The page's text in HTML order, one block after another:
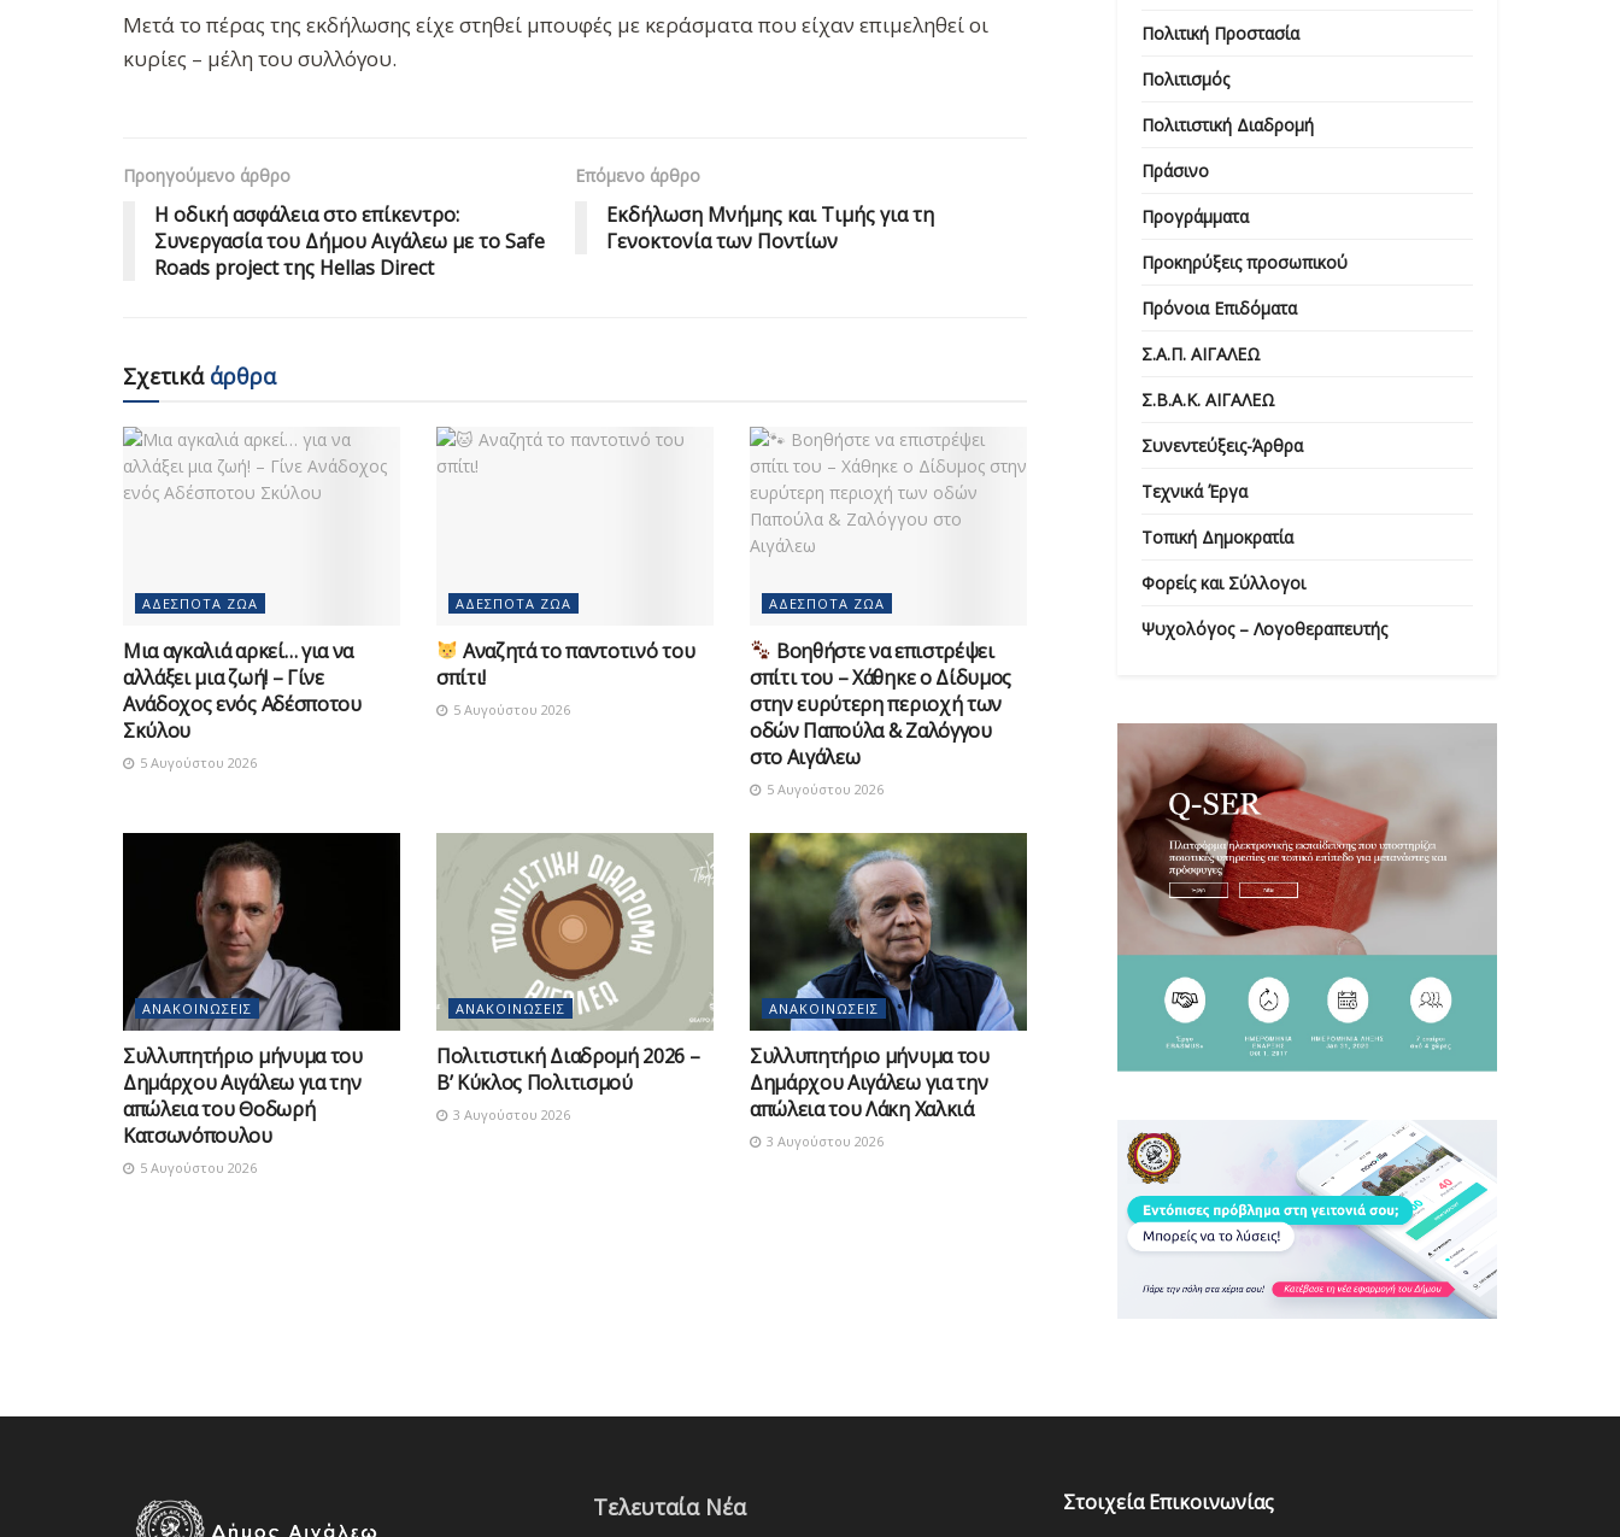
Μετά το πέρας της εκδήλωσης είχε στηθεί μπουφές με κεράσματα που είχαν επιμεληθεί οι
κυρίες – μέλη του συλλόγου.
Προηγούμενο άρθρο
Η οδική ασφάλεια στο επίκεντρο:
Συνεργασία του Δήμου Αιγάλεω με το Safe
Roads project της Hellas Direct
Επόμενο άρθρο
Εκδήλωση Μνήμης και Τιμής για τη
Γενοκτονία των Ποντίων
Σχετικάάρθρα
ΑΔΈΣΠΟΤΑ ΖΏΑ
Μια αγκαλιά αρκεί… για να
αλλάξει μια ζωή! – Γίνε
Ανάδοχος ενός Αδέσποτου
Σκύλου
5 Αυγούστου 2026
ΑΔΈΣΠΟΤΑ ΖΏΑ
Αναζητά το παντοτινό του
σπίτι!
5 Αυγούστου 2026
ΑΔΈΣΠΟΤΑ ΖΏΑ
Βοηθήστε να επιστρέψει
σπίτι του – Χάθηκε ο Δίδυμος
στην ευρύτερη περιοχή των
οδών Παπούλα & Ζαλόγγου
στο Αιγάλεω
5 Αυγούστου 2026
ΑΝΑΚΟΙΝΏΣΕΙΣ
Συλλυπητήριο μήνυμα του
Δημάρχου Αιγάλεω για την
απώλεια του Θοδωρή
Κατσωνόπουλου
5 Αυγούστου 2026
ΑΝΑΚΟΙΝΏΣΕΙΣ
Πολιτιστική Διαδρομή 2026 –
Β’ Κύκλος Πολιτισμού
3 Αυγούστου 2026
ΑΝΑΚΟΙΝΏΣΕΙΣ
Συλλυπητήριο μήνυμα του
Δημάρχου Αιγάλεω για την
απώλεια του Λάκη Χαλκιά
3 Αυγούστου 2026
Πολιτική Προστασία
Πολιτισμός
Πολιτιστική Διαδρομή
Πράσινο
Προγράμματα
Προκηρύξεις προσωπικού
Πρόνοια Επιδόματα
Σ.Α.Π. ΑΙΓΑΛΕΩ
Σ.Β.Α.Κ. ΑΙΓΑΛΕΩ
Συνεντεύξεις-Άρθρα
Τεχνικά Έργα
Τοπική Δημοκρατία
Φορείς και Σύλλογοι
Ψυχολόγος – Λογοθεραπευτής
Τελευταία Νέα Στοιχεία Επικοινωνίας